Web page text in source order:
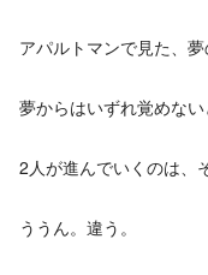
アパルトマンで見た、夢
夢からはいずれ覚めない
2人が進んでいくのは、
ううん。違う。